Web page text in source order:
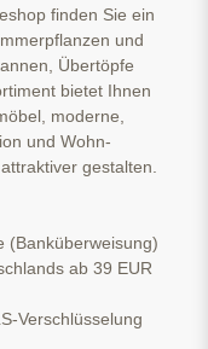
finden Sie ein
und
Übertöpfe
bietet Ihnen
moderne,
und Wohn-
gestalten.
(Banküberweisung)
ab 39 EUR
Verschlüsselung